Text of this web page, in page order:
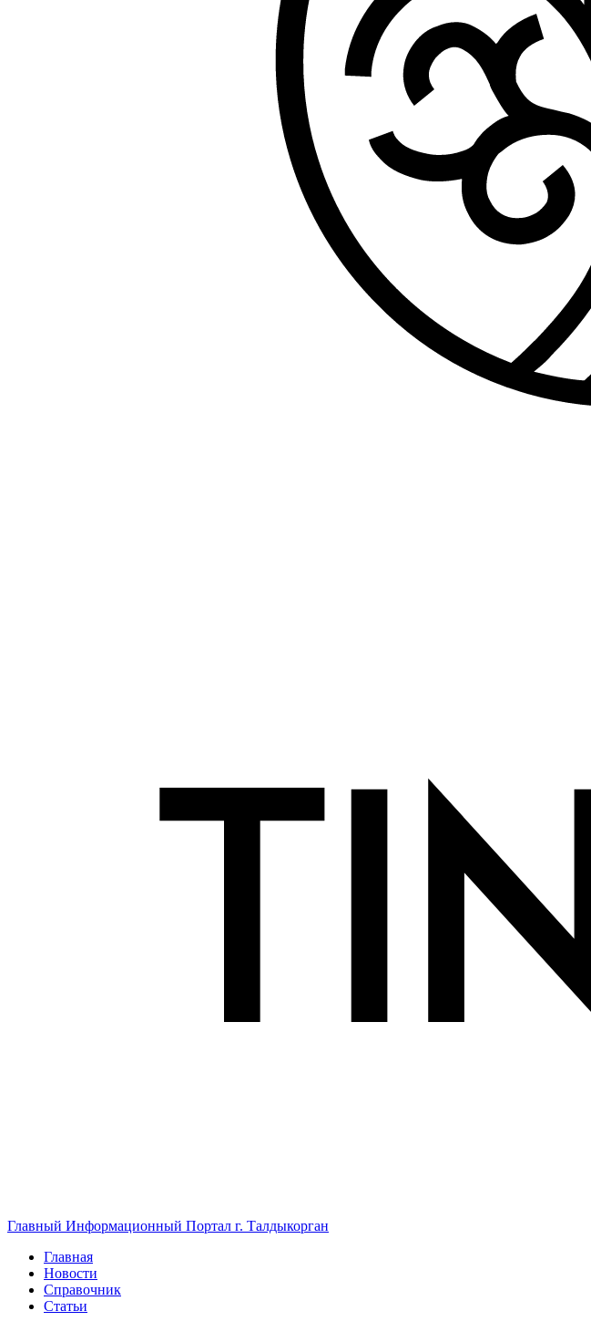
Главный Информационный Портал г. Талдыкорган
Главная
Новости
Справочник
Статьи